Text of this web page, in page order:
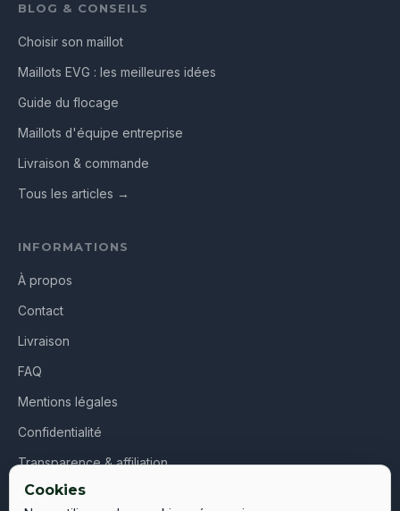
BLOG & CONSEILS
Choisir son maillot
Maillots EVG : les meilleures idées
Guide du flocage
Maillots d'équipe entreprise
Livraison & commande
Tous les articles →
INFORMATIONS
À propos
Contact
Livraison
FAQ
Mentions légales
Confidentialité
Transparence & affiliation
CGV
Cookies